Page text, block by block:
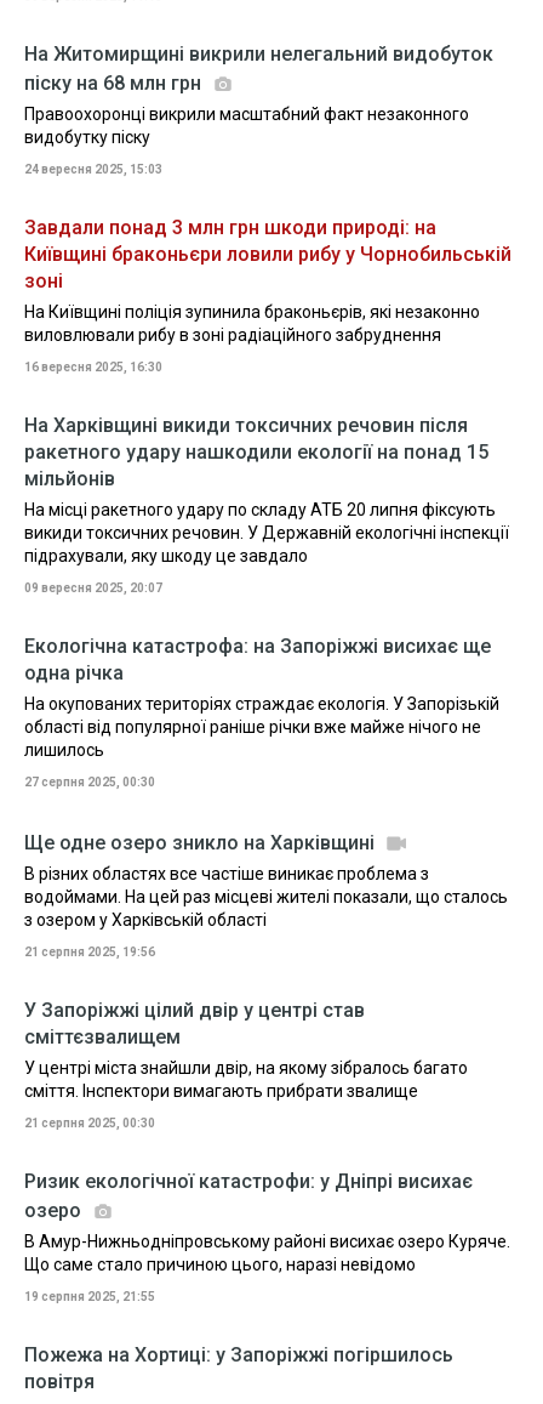
На Житомирщині викрили нелегальний видобуток
піску на 68 млн грн
Правоохоронці викрили масштабний факт незаконного
видобутку піску
24 вересня 2025, 15:03
Завдали понад 3 млн грн шкоди природі: на
Київщині браконьєри ловили рибу у Чорнобильській
зоні
На Київщині поліція зупинила браконьєрів, які незаконно
виловлювали рибу в зоні радіаційного забруднення
16 вересня 2025, 16:30
На Харківщині викиди токсичних речовин після
ракетного удару нашкодили екології на понад 15
мільйонів
На місці ракетного удару по складу АТБ 20 липня фіксують
викиди токсичних речовин. У Державній екологічні інспекції
підрахували, яку шкоду це завдало
09 вересня 2025, 20:07
Екологічна катастрофа: на Запоріжжі висихає ще
одна річка
На окупованих територіях страждає екологія. У Запорізькій
області від популярної раніше річки вже майже нічого не
лишилось
27 серпня 2025, 00:30
Ще одне озеро зникло на Харківщині
В різних областях все частіше виникає проблема з
водоймами. На цей раз місцеві жителі показали, що сталось
з озером у Харківській області
21 серпня 2025, 19:56
У Запоріжжі цілий двір у центрі став
сміттєзвалищем
У центрі міста знайшли двір, на якому зібралось багато
сміття. Інспектори вимагають прибрати звалище
21 серпня 2025, 00:30
Ризик екологічної катастрофи: у Дніпрі висихає
озеро
В Амур-Нижньодніпровському районі висихає озеро Куряче.
Що саме стало причиною цього, наразі невідомо
19 серпня 2025, 21:55
Пожежа на Хортиці: у Запоріжжі погіршилось
повітря